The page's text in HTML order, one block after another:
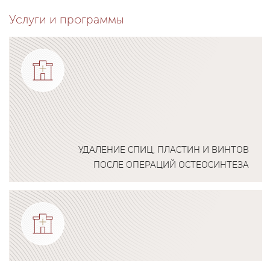
Услуги и программы
УДАЛЕНИЕ СПИЦ, ПЛАСТИН И ВИНТОВ
ПОСЛЕ ОПЕРАЦИЙ ОСТЕОСИНТЕЗА
Подробнее о программе